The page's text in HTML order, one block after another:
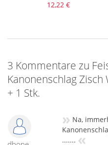
12,22 €
3 Kommentare zu
Kanonenschlag
+ 1 Stk.
» Na,
....... «